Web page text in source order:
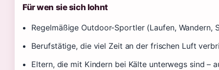
Für wen sie sich lohnt
Regelmäßige Outdoor-Sportler (Laufen, Wandern,
Berufstätige, die viel Zeit an der frischen Luft
Eltern, die mit Kindern bei Kälte unterwegs sind –